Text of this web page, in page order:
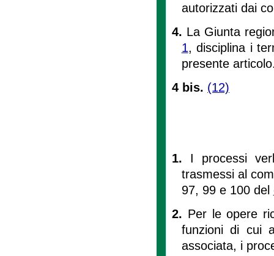
autorizzati dai
4. La Giunta
1, disciplina i
presente
4 bis. (12)
1. I processi
trasmessi al
97, 99 e 100 del
2. Per le opere
funzioni di cui
associata, i